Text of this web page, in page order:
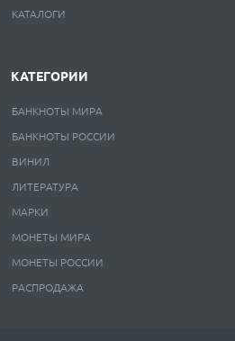
КАТАЛОГИ
КАТЕГОРИИ
БАНКНОТЫ МИРА
БАНКНОТЫ РОССИИ
ВИНИЛ
ЛИТЕРАТУРА
МАРКИ
МОНЕТЫ МИРА
МОНЕТЫ РОССИИ
РАСПРОДАЖА